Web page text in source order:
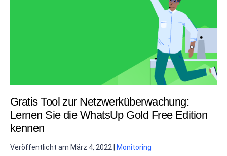
Gratis Tool zur Netzwerküberwachung:
Lernen Sie die WhatsUp Gold Free Edition
kennen
Veröffentlicht am März 4, 2022 Monitoring